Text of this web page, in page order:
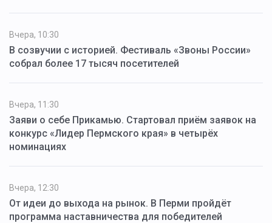
Вчера, 10:30
В созвучии с историей. Фестиваль «Звоны России»
собрал более 17 тысяч посетителей
Вчера, 11:30
Заяви о себе Прикамью. Стартовал приём заявок на
конкурс «Лидер Пермского края» в четырёх
номинациях
Вчера, 12:30
От идеи до выхода на рынок. В Перми пройдёт
программа наставничества для победителей